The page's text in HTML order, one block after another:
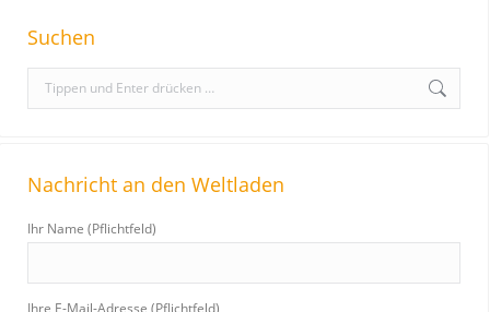
Suchen
e
c
:
Nachricht an den Weltladen
Ihr Name (Pflichtfeld)
Ihre E-Mail-Adresse (Pflichtfeld)